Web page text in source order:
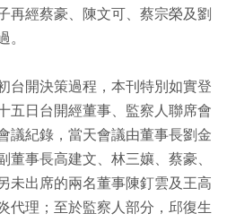
再經蔡豪、陳文可、蔡宗榮及劉
台開決策過程，本刊特別如實登
五日台開經董事、監察人聯席會
議紀錄，當天會議由董事長劉金
事長高建文、林三孃、蔡豪、
未出席的兩名董事陳釘雲及王高
代理；至於監察人部分，邱復生